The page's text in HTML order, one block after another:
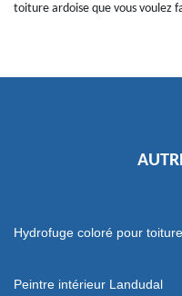
toiture ardoise que vous voulez
Hydrofuge coloré pour
Peintre intérieur Landudal